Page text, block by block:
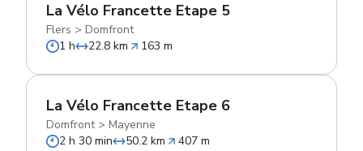
La Vélo Francette Etape 5
Flers > Domfront
1 h
22.8 km 163 m
La Vélo Francette Etape 6
Domfront> Mayenne
2 h 30 min
50.2 km 407 m